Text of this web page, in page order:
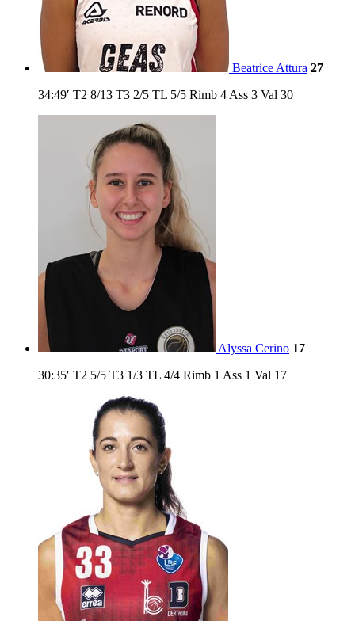
Beatrice Attura 27
34:49′ T2 8/13 T3 2/5 TL 5/5 Rimb 4 Ass 3 Val 30
Alyssa Cerino 17
30:35′ T2 5/5 T3 1/3 TL 4/4 Rimb 1 Ass 1 Val 17